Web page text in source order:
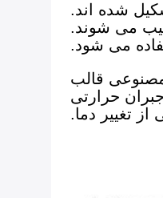
شده اند.
می شوند.
می شود.
قالب
حرارتی
تغییر دما.